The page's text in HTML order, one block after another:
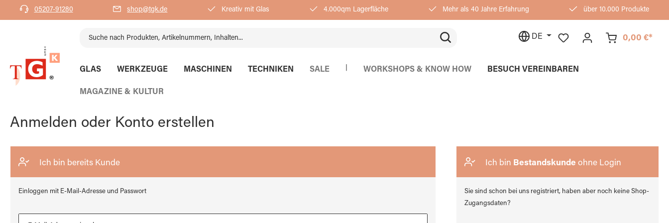
Zur Hauptnavigation springen
05207-91280 shop@tgk.de Kreativ mit Glas 4.000qm Lagerfläche Mehr als 40 Jahre Erfahrung über 10.000 Produkte
DE 0,00 €*
GLAS WERKZEUGE MASCHINEN TECHNIKEN SALE WORKSHOPS & KNOW HOW BESUCH VEREINBAREN
MAGAZINE & KULTUR
Anmelden oder Konto erstellen
Ich bin bereits Kunde
Einloggen mit E-Mail-Adresse und Passwort
Ich bin Bestandskunde ohne Login
Sie sind schon bei uns registriert, haben aber noch keine Shop-
Zugangsdaten?